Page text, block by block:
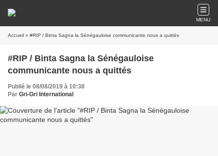
MENU
Accueil » #RIP / Binta Sagna la Sénégauloise communicante nous a quittés
#RIP / Binta Sagna la Sénégauloise
communicante nous a quittés
Publié le 08/08/2019 à 10:38
Par Gri-Gri International